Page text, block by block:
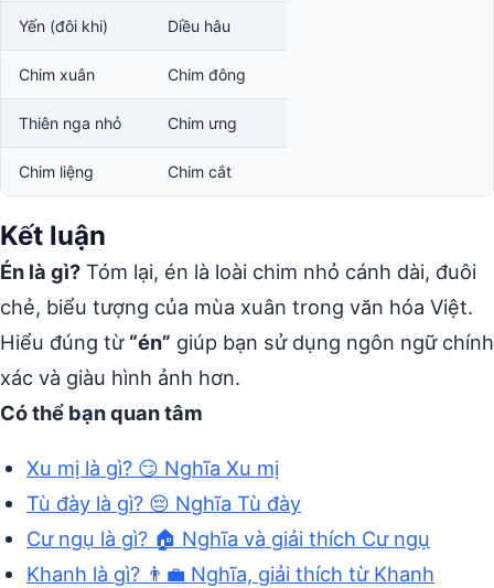
Yến (đôi khi) Diều hâu
Chim xuân Chim đông
Thiên nga nhỏ Chim ưng
Chim liệng Chim cắt
Kết luận
Én là gì? Tóm lại, én là loài chim nhỏ cánh dài, đuôi
chẻ, biểu tượng của mùa xuân trong văn hóa Việt.
Hiểu đúng từ “én” giúp bạn sử dụng ngôn ngữ chính
xác và giàu hình ảnh hơn.
Có thể bạn quan tâm
Xu mị là gì? 😏 Nghĩa Xu mị
Tù đày là gì? 😔 Nghĩa Tù đày
Cư ngụ là gì? 🏠 Nghĩa và giải thích Cư ngụ
Khanh là gì? 👨‍💼 Nghĩa, giải thích từ Khanh